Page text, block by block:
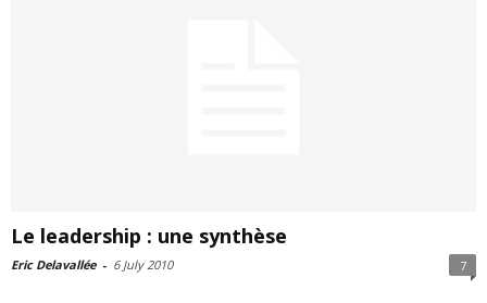
Le leadership : une synthèse
Eric Delavallée - 6 July 2010 7